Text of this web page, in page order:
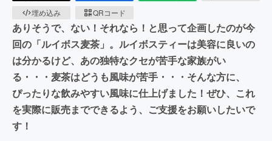
埋め込み
QRコード
ありそうで、ない！それなら！と思って企画したのが今
回の「ルイボス麦茶」。ルイボスティーは美容に良いの
は分かるけど、あの独特なクセが苦手な家族がい
る・・・麦茶はどうも風味が苦手・・・そんな方に、
ぴったりな飲みやすい風味に仕上げました！ぜひ、これ
を実際に販売までできるよう、ご支援をお願いしたいで
す！